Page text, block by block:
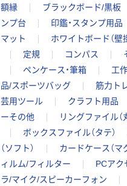
額縁
ブラックボード/黒板
ンプ台
印鑑・スタンプ用品
マット
ホワイトボード（壁
定規
コンパス
ペンケース・筆箱
工
品/スポーツバッグ
筋力ト
芸用ツール
クラフト用品
ーその他
リングファイル（
ボックスファイル（タテ）
（ソフト）
カードケース（マ
ィルム/フィルター
PCアク
ラ/マイク/スピーカーフォン